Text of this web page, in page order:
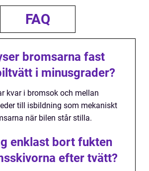
FAQ
bromsarna fast
i minusgrader?
kvar i bromsok och mellan
till isbildning som mekaniskt
när bilen står stilla.
enklast bort fukten
efter tvätt?